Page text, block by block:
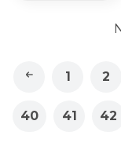
1 2
40 41 42